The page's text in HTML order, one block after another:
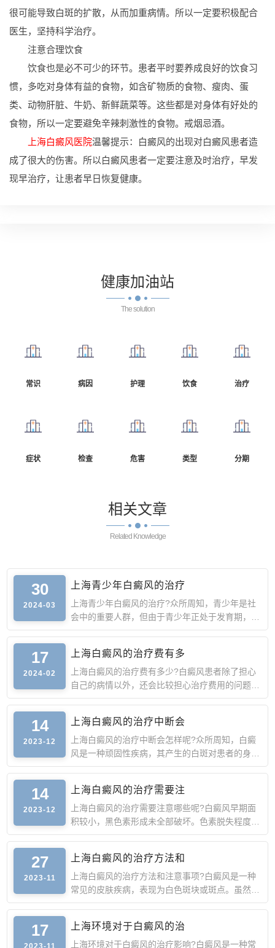
很可能导致白斑的扩散，从而加重病情。所以一定要积极配合
医生，坚持科学治疗。
注意合理饮食
饮食也是必不可少的环节。患者平时要养成良好的饮食习
惯，多吃对身体有益的食物，如含矿物质的食物、瘦肉、蛋
类、动物肝脏、牛奶、新鲜蔬菜等。这些都是对身体有好处的
食物，所以一定要避免辛辣刺激性的食物。戒烟忌酒。
上海白癜风医院温馨提示：白癜风的出现对白癜风患者造
成了很大的伤害。所以白癜风患者一定要注意及时治疗，早发
现早治疗，让患者早日恢复健康。
健康加油站
The solution
常识 病因 护理 饮食 治疗
症状 检查 危害 类型 分期
相关文章
Related Knowledge
30
2024-03
上海青少年白癜风的治疗
上海青少年白癜风的治疗?众所周知，青少年是社
会中的重要人群，但由于青少年正处于发育期，此
时身体抵抗力较弱
17
2024-02
上海白癜风的治疗费有多
上海白癜风的治疗费有多少?白癜风患者除了担心
自己的病情以外，还会比较担心治疗费用的问题。
由于白癜风的诱因
14
2023-12
上海白癜风的治疗中断会
上海白癜风的治疗中断会怎样呢?众所周知，白癜
风是一种顽固性疾病，其产生的白斑对患者的身心
造成严重的影响，
14
2023-12
上海白癜风的治疗需要注
上海白癜风的治疗需要注意哪些呢?白癜风早期面
积较小，黑色素形成未全部破坏。色素脱失程度较
轻，这时去正规医
27
2023-11
上海白癜风的治疗方法和
上海白癜风的治疗方法和注意事项?白癜风是一种
常见的皮肤疾病，表现为白色斑块或斑点。虽然它
不是一种严重的疾
17
2023-11
上海环境对于白癜风的治
上海环境对于白癜风的治疗影响?白癜风是一种常